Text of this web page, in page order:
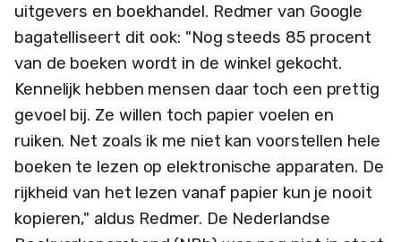
uitgevers en boekhandel. Redmer van Google
bagatelliseert dit ook: "Nog steeds 85 procent
van de boeken wordt in de winkel gekocht.
Kennelijk hebben mensen daar toch een prettig
gevoel bij. Ze willen toch papier voelen en
ruiken. Net zoals ik me niet kan voorstellen hele
boeken te lezen op elektronische apparaten. De
rijkheid van het lezen vanaf papier kun je nooit
kopieren," aldus Redmer. De Nederlandse